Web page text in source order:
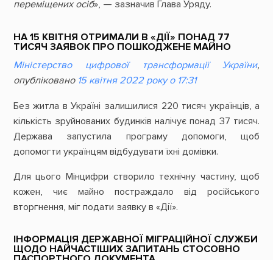
переміщених осіб», — зазначив Глава Уряду.
НА 15 КВІТНЯ ОТРИМАЛИ В «ДІЇ» ПОНАД 77
ТИСЯЧ ЗАЯВОК ПРО ПОШКОДЖЕНЕ МАЙНО
Міністерство цифрової трансформації України,
опубліковано 15 квітня 2022 року о 17:31
Без житла в Україні залишилися 220 тисяч українців, а
кількість зруйнованих будинків налічує понад 37 тисяч.
Держава запустила програму допомоги, щоб
допомогти українцям відбудувати їхні домівки.
Для цього Мінцифри створило технічну частину, щоб
кожен, чиє майно постраждало від російського
вторгнення, міг подати заявку в «Дії».
ІНФОРМАЦІЯ ДЕРЖАВНОЇ МІГРАЦІЙНОЇ СЛУЖБИ
ЩОДО НАЙЧАСТІШИХ ЗАПИТАНЬ СТОСОВНО